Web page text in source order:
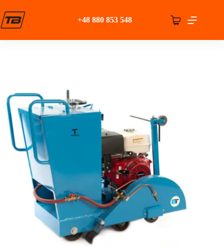
do
treści
+48 880 853 548 Koszyk